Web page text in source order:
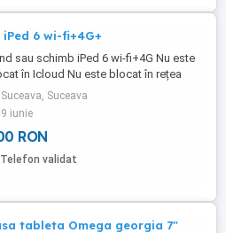
iPed 6 wi-fi+4G+
sau schimb iPed 6 wi-fi+4G Nu este
în Icloud Nu este blocat în rețea
este 95% 32GB Memory Arata 9 10
9 10 WhatsApp-
Suceava, Suceava
9 iunie
RON
Telefon validat
tableta Omega georgia 7"